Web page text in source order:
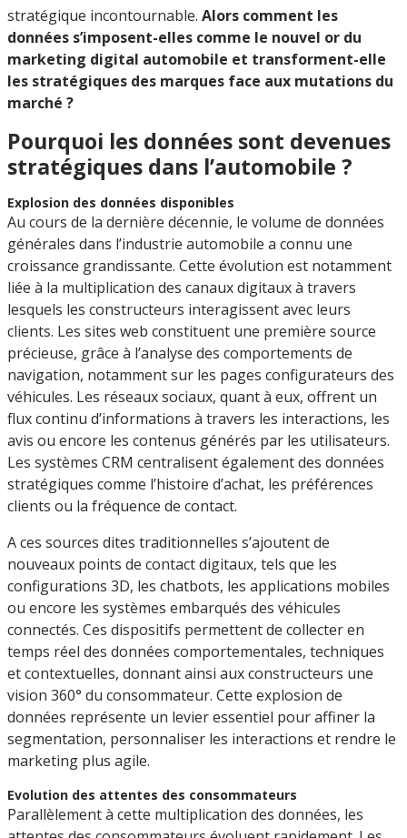
stratégique incontournable. Alors comment les
données s’imposent-elles comme le nouvel or du
marketing digital automobile et transforment-elle
les stratégiques des marques face aux mutations du
marché ?
Pourquoi les données sont devenues
stratégiques dans l’automobile ?
Explosion des données disponibles
Au cours de la dernière décennie, le volume de données
générales dans l’industrie automobile a connu une
croissance grandissante. Cette évolution est notamment
liée à la multiplication des canaux digitaux à travers
lesquels les constructeurs interagissent avec leurs
clients. Les sites web constituent une première source
précieuse, grâce à l’analyse des comportements de
navigation, notamment sur les pages configurateurs des
véhicules. Les réseaux sociaux, quant à eux, offrent un
flux continu d’informations à travers les interactions, les
avis ou encore les contenus générés par les utilisateurs.
Les systèmes CRM centralisent également des données
stratégiques comme l’histoire d’achat, les préférences
clients ou la fréquence de contact.
A ces sources dites traditionnelles s’ajoutent de
nouveaux points de contact digitaux, tels que les
configurations 3D, les chatbots, les applications mobiles
ou encore les systèmes embarqués des véhicules
connectés. Ces dispositifs permettent de collecter en
temps réel des données comportementales, techniques
et contextuelles, donnant ainsi aux constructeurs une
vision 360° du consommateur. Cette explosion de
données représente un levier essentiel pour affiner la
segmentation, personnaliser les interactions et rendre le
marketing plus agile.
Evolution des attentes des consommateurs
Parallèlement à cette multiplication des données, les